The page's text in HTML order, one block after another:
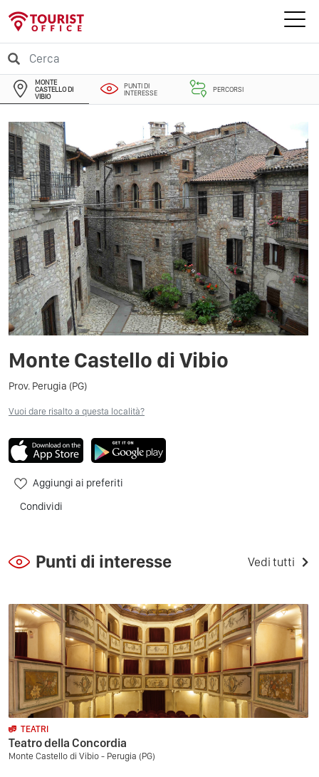
MONTE
CASTELLO DI
VIBIO
PUNTI DI
INTERESSE
PERCORSI
Monte Castello di Vibio
Prov. Perugia (PG)
Vuoi dare risalto a questa località?
Aggiungi ai preferiti
Condividi
Punti di interesse Vedi tutti
TEATRI
Teatro della Concordia
Monte Castello di Vibio - Perugia (PG)